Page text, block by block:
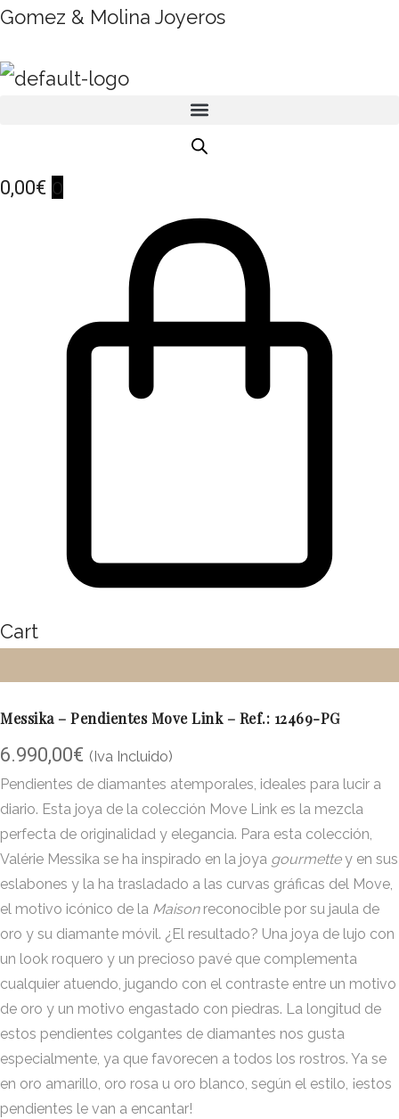
Gomez & Molina Joyeros
0,00€ 0
Cart
Messika – Pendientes Move Link – Ref.: 12469-PG
6.990,00€ (Iva Incluido)
Pendientes de diamantes atemporales, ideales para lucir a
diario. Esta joya de la colección Move Link es la mezcla
perfecta de originalidad y elegancia. Para esta colección,
Valérie Messika se ha inspirado en la joya gourmettey en sus
eslabones y la ha trasladado a las curvas gráficas del Move,
el motivo icónico de la Maisonreconocible por su jaula de
oro y su diamante móvil. ¿El resultado? Una joya de lujo con
un look roquero y un precioso pavé que complementa
cualquier atuendo, jugando con el contraste entre un motivo
de oro y un motivo engastado con piedras. La longitud de
estos pendientes colgantes de diamantes nos gusta
especialmente, ya que favorecen a todos los rostros. Ya se
en oro amarillo, oro rosa u oro blanco, según el estilo, ¡estos
pendientes le van a encantar!